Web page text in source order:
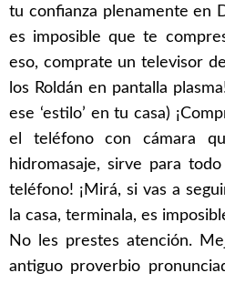
tu confianza plenamente en
es imposible que te
eso, comprate un televisor
los Roldán en pantalla
ese ‘estilo’ en tu casa)
el teléfono con cámara
hidromasaje, sirve para
teléfono! ¡Mirá, si vas a
la casa, terminala, es
No les prestes atención.
antiguo proverbio